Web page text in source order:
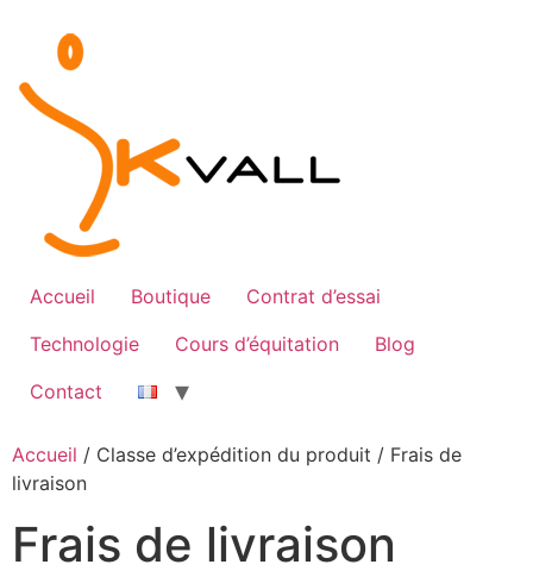
contenu
Accueil Boutique
Contrat d’essai
Technologie
Cours d’équitation
Blog
Contact
Accueil / Classe d’expédition du produit / Frais de
livraison
Frais de livraison